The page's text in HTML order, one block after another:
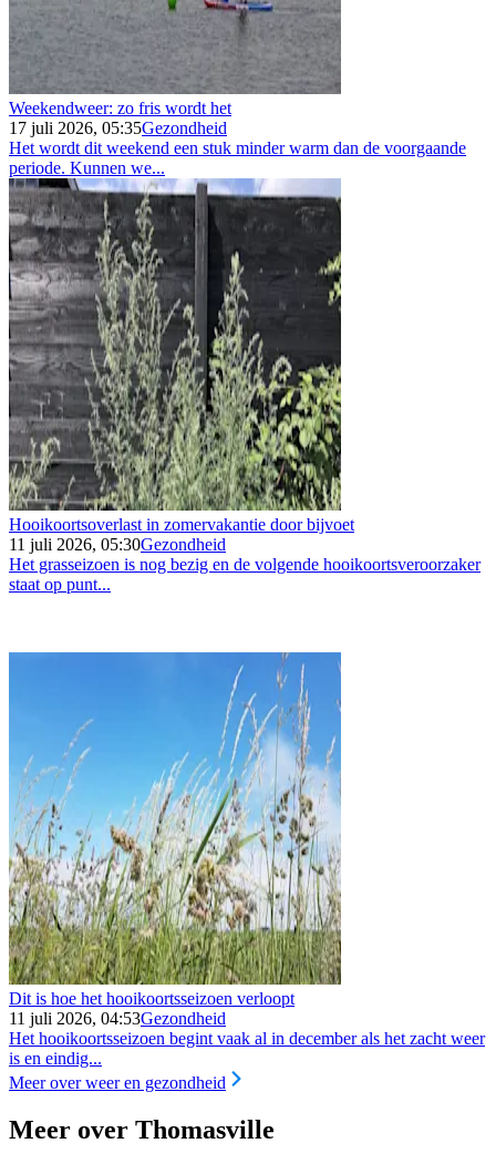
Weekendweer: zo fris wordt het
17 juli 2026, 05:35Gezondheid
Het wordt dit weekend een stuk minder warm dan de voorgaande
periode. Kunnen we...
Hooikoortsoverlast in zomervakantie door bijvoet
11 juli 2026, 05:30Gezondheid
Het grasseizoen is nog bezig en de volgende hooikoortsveroorzaker
staat op punt...
Dit is hoe het hooikoortsseizoen verloopt
11 juli 2026, 04:53Gezondheid
Het hooikoortsseizoen begint vaak al in december als het zacht weer
is en eindig...
Meer over weer en gezondheid
Meer over Thomasville